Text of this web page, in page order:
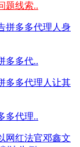
题线索..
多多代..
多代理..